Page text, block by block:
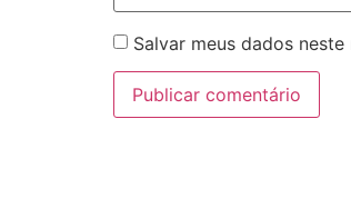
Salvar meus dados